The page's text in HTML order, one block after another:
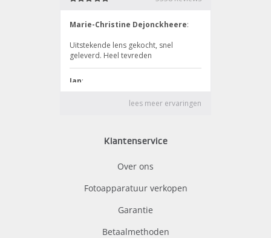
Klantenservice
Over ons
Fotoapparatuur verkopen
Garantie
Betaalmethoden